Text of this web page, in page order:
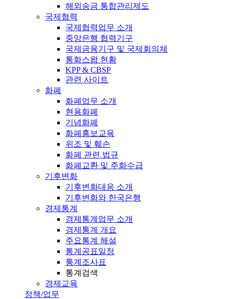
해외송금 통합관리제도
국제협력
국제협력업무 소개
중앙은행 협력기구
국제금융기구 및 국제회의체
통화스왑 현황
KPP & CBSP
관련 사이트
화폐
화폐업무 소개
현용화폐
기념화폐
화폐홍보교육
위조 및 훼손
화폐 관련 법규
화폐교환 및 주화수급
기후변화
기후변화대응 소개
기후변화와 한국은행
경제통계
경제통계업무 소개
경제통계 개요
주요통계 해설
통계공표일정
통계조사표
통계검색
경제교육
정책/업무